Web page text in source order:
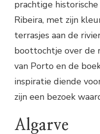
prachtige
Ribeira, met zijn
terrasjes aan de
boottochtje over de
van Porto en de
inspiratie diende
zijn een bezoek
Algarve